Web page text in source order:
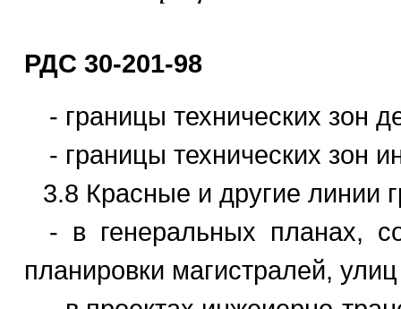
РДС 30-201-98
- границы технических зон
- границы технических зон
3.8 Красные и другие линии
- в генеральных планах,
планировки магистралей,